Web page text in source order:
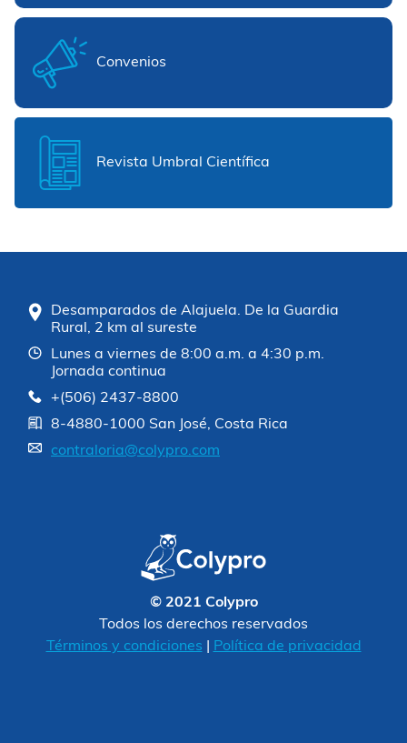
Convenios
Revista Umbral Científica
Desamparados de Alajuela. De la Guardia
Rural, 2 km al sureste
Lunes a viernes de 8:00 a.m. a 4:30 p.m.
Jornada continua
+(506) 2437-8800
8-4880-1000 San José, Costa Rica
contraloria@colypro.com
© 2021 Colypro
Todos los derechos reservados
Términos y condiciones
Política de privacidad